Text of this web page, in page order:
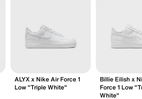
ALYX x Nike Air Force 1
Low "Triple White"
Billie Eilish x
Force 1 Low
White"